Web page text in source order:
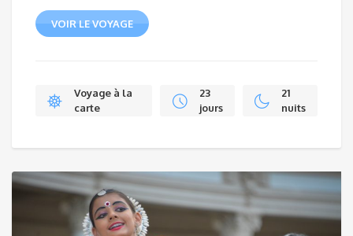
VOIR LE VOYAGE
Voyage à la
carte
23
jours
21
nuits